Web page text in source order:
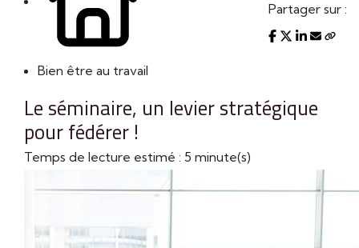
Bien être au travail
Partager sur :
Le séminaire, un levier stratégique
pour fédérer !
Temps de lecture estimé : 5 minute(s)